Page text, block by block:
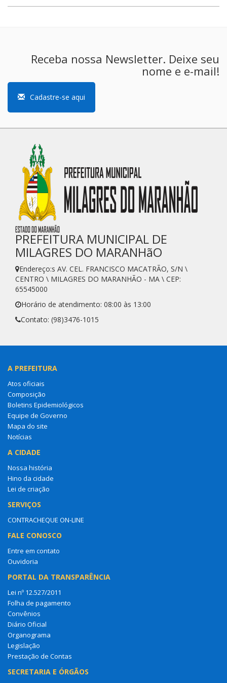
Receba nossa Newsletter. Deixe seu
nome e e-mail!
Cadastre-se aqui
PREFEITURA MUNICIPAL DE
MILAGRES DO MARANHãO
Endereço:s AV. CEL. FRANCISCO MACATRÃO, S/N \
CENTRO \ MILAGRES DO MARANHÃO - MA \ CEP:
65545000
Horário de atendimento: 08:00 às 13:00
Contato: (98)3476-1015
A PREFEITURA
Atos oficiais
Composição
Boletins Epidemiológicos
Equipe de Governo
Mapa do site
Notícias
A CIDADE
Nossa história
Hino da cidade
Lei de criação
SERVIÇOS
CONTRACHEQUE ON-LINE
FALE CONOSCO
Entre em contato
Ouvidoria
PORTAL DA TRANSPARÊNCIA
Lei nº 12.527/2011
Folha de pagamento
Convênios
Diário Oficial
Organograma
Legislação
Prestação de Contas
SECRETARIA E ÓRGÃOS